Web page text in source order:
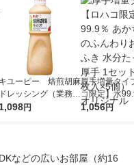
キユーピー 焙煎胡麻
ドレッシング（業務
用）1L
円
厚手増量タイ
コ限定】水
かちゃんのふ
ジナル
1,056円
などの広いお部屋（約16